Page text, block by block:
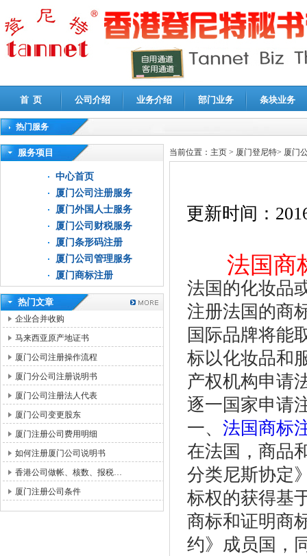
首 页 公司介绍 业务介绍 部门业务 条块业务
热门服务
高新技术企业认定审计|企业所得税汇算清缴申报鉴证
服务项目
中心首页
厦门公司注册服务
厦门外国人士服务
厦门公司财税服务
厦门条形码注册
厦门公司管理服务
厦门商标注册
热门文章
企业合并收购
马来西亚原产地证书
厦门公司注册操作流程
厦门分公司注册说明书
厦门公司注册法人代表
厦门公司变更股东
厦门注册公司费用明细
如何注册厦门公司说明书
香港公司做帐、核数、报税…
厦门注册公司条件
当前位置： 主页 > 厦门登尼特> 厦门
更新时间：
法国商
法国的化妆品
注册法国的商
国际品牌将能
标以化妆品和
产权机构申请
逐一国家申请
一、 法国商标
在法国，商品
分类尼斯协定
标权的获得基
商标和证明商
约》成员国，